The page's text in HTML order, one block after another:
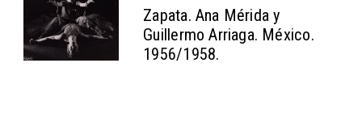
Zapata. Ana Mérida y
Guillermo Arriaga. México.
1956/1958.